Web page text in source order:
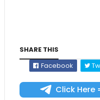
SHARE THIS
Facebook
Click Here